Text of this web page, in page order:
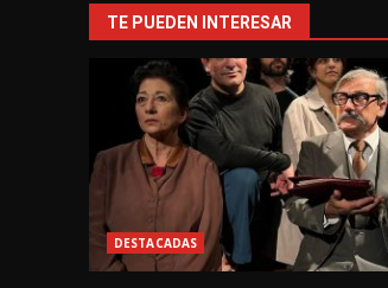
TE PUEDEN INTERESAR
DESTACADAS